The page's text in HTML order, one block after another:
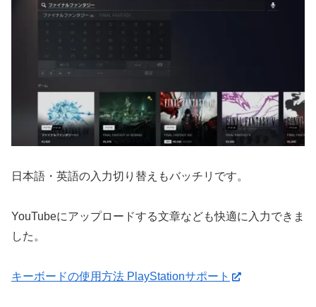
日本語・英語の入力切り替えもバッチリです。
YouTubeにアップロードする文章なども快適に入力できま
した。
キーボードの使用方法 PlayStationサポート